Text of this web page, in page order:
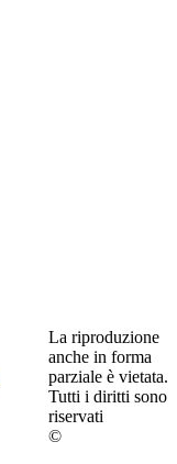
La riproduzione
anche in forma
parziale è vietata.
Tutti i diritti sono
riservati
©